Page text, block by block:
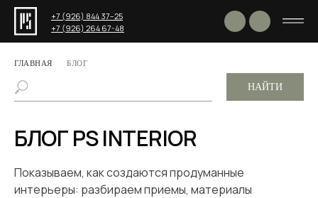
+7 (926) 844 37−25
+7 (926) 264 67-48
ГЛАВНАЯ БЛОГ
НАЙТИ
БЛОГ PS INTERIOR
Показываем, как создаются продуманные
интерьеры: разбираем приемы, материалы